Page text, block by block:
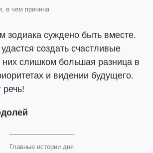
в чем причина
зодиака суждено быть вместе.
создать счастливые
слишком большая разница в
и видении будущего.
речь!
Главные истории дня